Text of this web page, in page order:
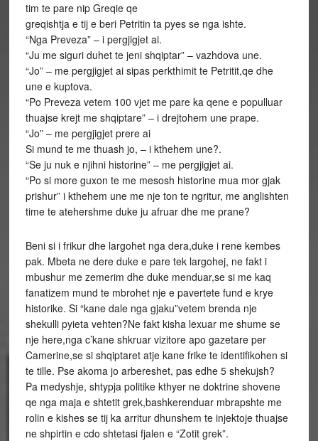
tim te pare nip Greqie qe
greqishtja e tij e beri Petritin ta pyes se nga ishte.
“Nga Preveza” – i pergjigjet ai.
“Ju me siguri duhet te jeni shqiptar” – vazhdova une.
“Jo” – me pergjigjet ai sipas perkthimit te Petritit,qe dhe
une e kuptova.
“Po Preveza vetem 100 vjet me pare ka qene e populluar
thuajse krejt me shqiptare” – i drejtohem une prape.
“Jo” – me pergjigjet prere ai
Si mund te me thuash jo, – i kthehem une?.
“Se ju nuk e njihni historine” – me pergjigjet ai.
“Po si more guxon te me mesosh historine mua mor gjak
prishur” i kthehem une me nje ton te ngritur, me anglishten
time te atehershme duke ju afruar dhe me prane?
Beni si i frikur dhe largohet nga dera,duke i rene kembes
pak. Mbeta ne dere duke e pare tek largohej, ne fakt i
mbushur me zemerim dhe duke menduar,se si me kaq
fanatizem mund te mbrohet nje e pavertete fund e krye
historike. Si “kane dale nga gjaku”vetem brenda nje
shekulli pyieta vehten?Ne fakt kisha lexuar me shume se
nje here,nga c’kane shkruar vizitore apo gazetare per
Camerine,se si shqiptaret atje kane frike te identifikohen si
te tille. Pse akoma jo arbereshet, pas edhe 5 shekujsh?
Pa medyshje, shtypja politike kthyer ne doktrine shovene
qe nga maja e shtetit grek,bashkerenduar mbrapshte me
rolin e kishes se tij ka arritur dhunshem te injektoje thuajse
ne shpirtin e cdo shtetasi fjalen e “Zotit grek”.